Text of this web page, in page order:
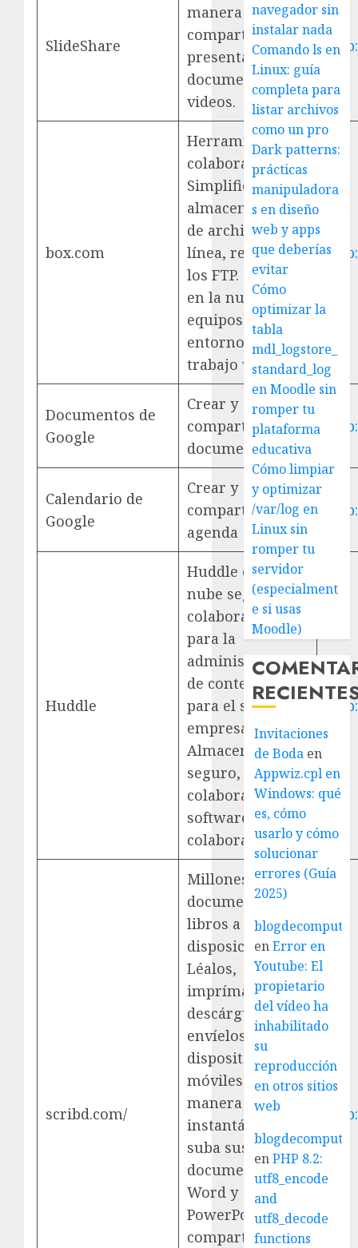
SlideShare
manera de
compartir
presentaciones,
documentos y
videos.
box.com
Herramientas de
colaboración.
Simplifica el
almacenamiento
de archivos en
línea, remplaza a
los FTP. Conecta
en la nube a
equipos en un
entorno de
trabajo virtual.
Documentos de
Google
Crear y
compartir
documentos.
Calendario de
Google
Crear y
compartir
agenda
Huddle
Huddle es una
nube segura de
colaboración
para la
administración
de contenidos
para el sector
empresarial.
Almacenamiento
seguro, nube de
colaboración y
software de
colaboración.
scribd.com/
Millones de
documentos y
libros a su
disposición!
Léalos,
imprímalos,
descárguelos y
envíelos a sus
dispositivos
móviles de
manera
instantánea. O
suba sus
documentos PDF,
Word y
PowerPoint para
compartirlos
navegador sin
instalar nada
Comando ls en
Linux: guía
completa para
listar archivos
como un pro
Dark patterns:
prácticas
manipuladora
s en diseño
web y apps
que deberías
evitar
Cómo
optimizar la
tabla
mdl_logstore_
standard_log
en Moodle sin
romper tu
plataforma
educativa
Cómo limpiar
y optimizar
/var/log en
Linux sin
romper tu
servidor
(especialment
e si usas
Moodle)
Invitaciones
de Boda en
Appwiz.cpl en
Windows: qué
es, cómo
usarlo y cómo
solucionar
errores (Guía
2025)
enError en
Youtube: El
propietario
del vídeo ha
inhabilitado
su
reproducción
en otros sitios
web
enPHP 8.2:
utf8_encode
and
utf8_decode
functions